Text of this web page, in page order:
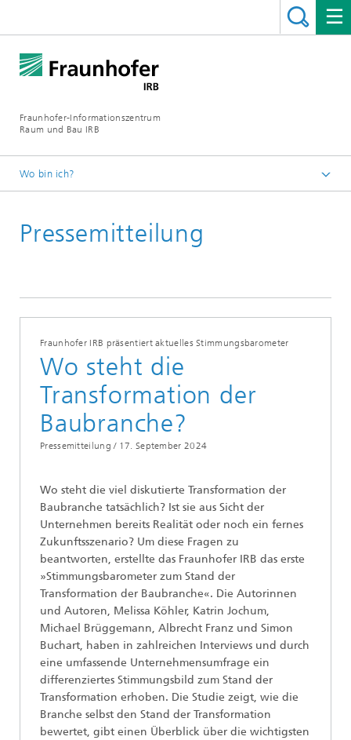
Fraunhofer-Informationszentrum
Raum und Bau IRB
Wo bin ich?
Presse / Medien
Pressemitteilung
Fraunhofer IRB präsentiert aktuelles Stimmungsbarometer
Wo steht die
Transformation der
Baubranche?
Pressemitteilung / 17. September 2024
Wo steht die viel diskutierte Transformation der
Baubranche tatsächlich? Ist sie aus Sicht der
Unternehmen bereits Realität oder noch ein fernes
Zukunftsszenario? Um diese Fragen zu
beantworten, erstellte das Fraunhofer IRB das erste
»Stimmungsbarometer zum Stand der
Transformation der Baubranche«. Die Autorinnen
und Autoren, Melissa Köhler, Katrin Jochum,
Michael Brüggemann, Albrecht Franz und Simon
Buchart, haben in zahlreichen Interviews und durch
eine umfassende Unternehmensumfrage ein
differenziertes Stimmungsbild zum Stand der
Transformation erhoben. Die Studie zeigt, wie die
Branche selbst den Stand der Transformation
bewertet, gibt einen Überblick über die wichtigsten